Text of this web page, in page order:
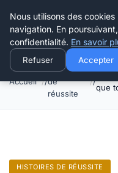
Henry Panky
Accueil
Histoires
de
réussite
que
HISTOIRES DE RÉUSSITE
Nous utilisons des
navigation. En
confidentialité. En savoir
Refuser Accepter